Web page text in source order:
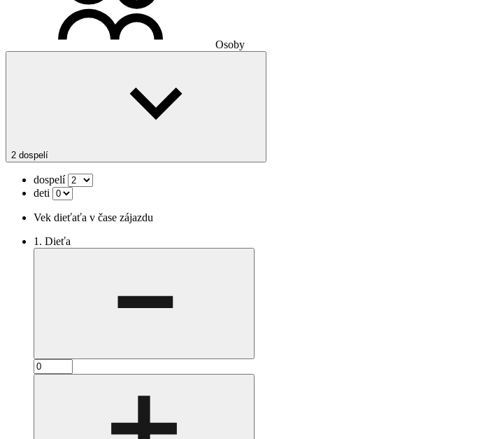
Osoby
2 dospelí
dospelí
deti
Vek dieťaťa v čase zájazdu
1. Dieťa